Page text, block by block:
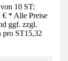
10 ST:
* Alle Preise
ggf. zzgl.
pro ST15,32